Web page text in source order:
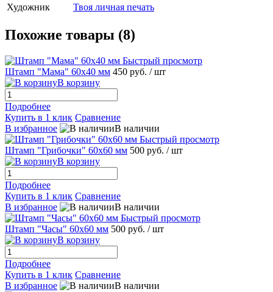
Художник
Твоя личная печать
Похожие товары (8)
Быстрый просмотр
Штамп "Мама" 60х40 мм 450 руб. / шт
В корзину
Подробнее
Купить в 1 клик Сравнение
В избранное
В наличии
Быстрый просмотр
Штамп "Грибочки" 60х60 мм 500 руб. / шт
В корзину
Подробнее
Купить в 1 клик Сравнение
В избранное
В наличии
Быстрый просмотр
Штамп "Часы" 60х60 мм 500 руб. / шт
В корзину
Подробнее
Купить в 1 клик Сравнение
В избранное
В наличии